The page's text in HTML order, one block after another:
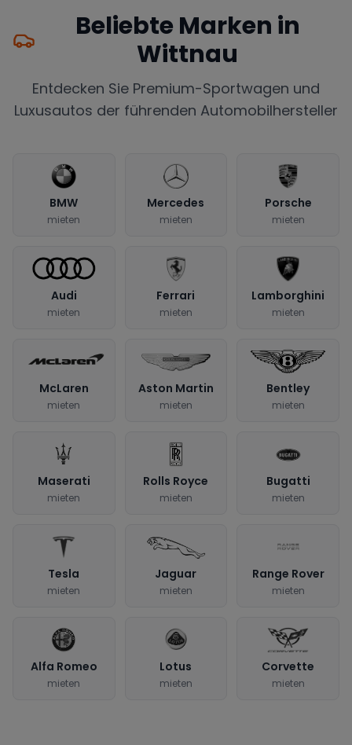
Beliebte Marken in
Wittnau
Entdecken Sie Premium-Sportwagen und
Luxusautos der führenden Automobilhersteller
BMW
mieten
Mercedes
mieten
Porsche
mieten
Audi
mieten
Ferrari
mieten
Lamborghini
mieten
McLaren
mieten
Aston Martin
mieten
Bentley
mieten
Maserati
mieten
Rolls Royce
mieten
Bugatti
mieten
Tesla
mieten
Jaguar
mieten
Range Rover
mieten
Alfa Romeo
mieten
Lotus
mieten
Corvette
mieten